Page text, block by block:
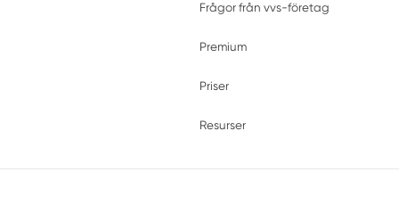
Frågor från vvs-företag
Premium
Priser
Resurser